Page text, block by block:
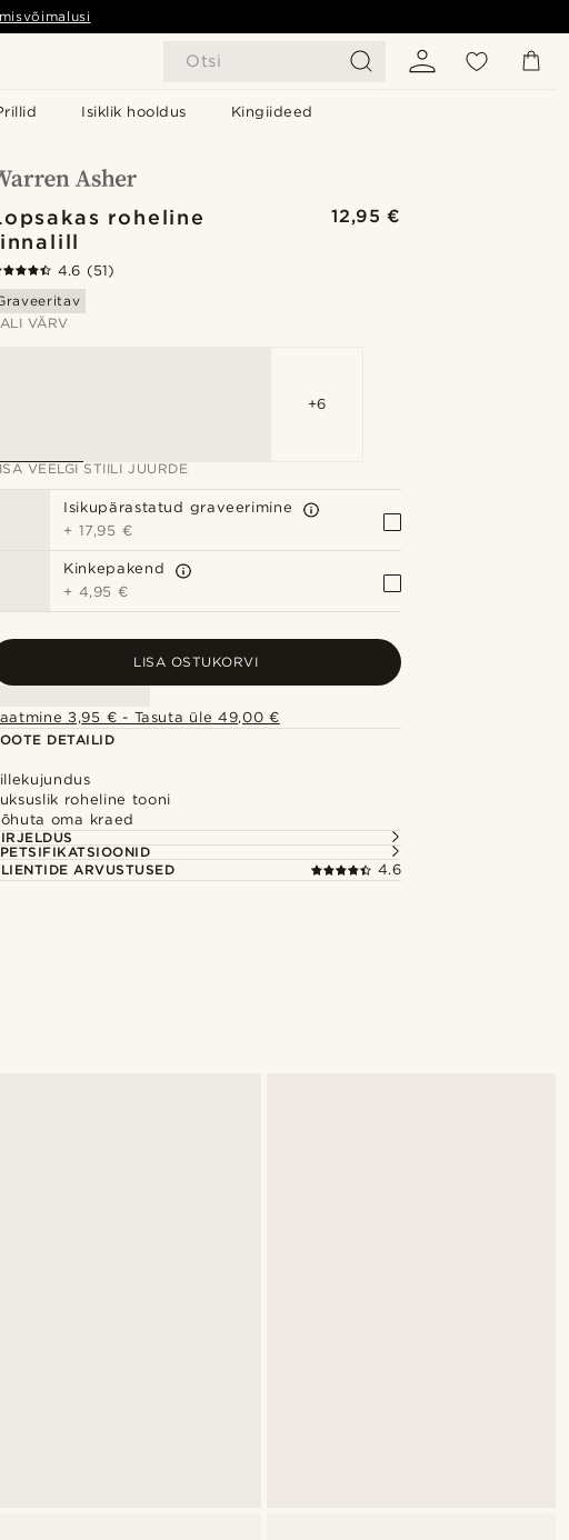
Otsi
Isiklik hooldus Kingiideed
roheline
12,95 €
4.6 (51)
VÄRV
+6
VEELGI STIILI JUURDE
Isikupärastatud graveerimine
+ 17,95 €
Kinkepakend
+ 4,95 €
LISA OSTUKORVI
3,95 € - Tasuta üle 49,00 €
DETAILID
roheline tooni
oma kraed
ARVUSTUSED
4.6